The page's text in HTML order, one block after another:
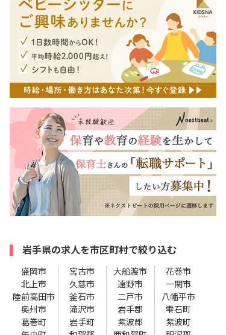
岩手県の求人を市区町村で絞り込む
盛岡市 宮古市 大船渡市
花巻市
北上市
久慈市 遠野市
一関市
陸前高田市
釜石市 二戸市
八幡平市
奥州市
滝沢市 岩手郡
雫石町
葛巻町
岩手町 紫波郡
紫波町